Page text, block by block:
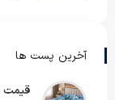
آخرین پست ها